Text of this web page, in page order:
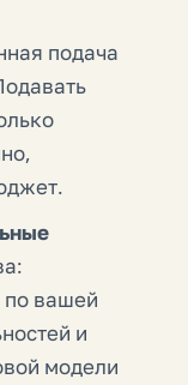
подача
по вашей
и
модели